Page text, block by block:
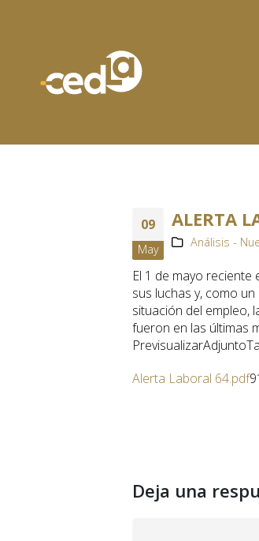
09
May
ALERTA
Análisis -
El 1 de mayo
sus luchas y, como
situación del empleo,
fueron en las últimas
Alerta Laboral 64.pdf
Deja una